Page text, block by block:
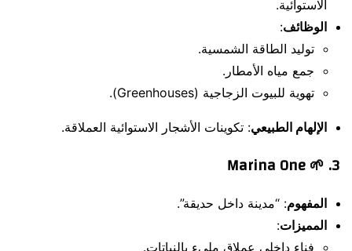
الاستوائية.
الوظائف:
توليد الطاقة الشمسية.
جمع مياه الأمطار.
تهوية للبيوت الزجاجية (Greenhouses).
الإلهام الطبيعي: تكوينات الأشجار الاستوائية العملاقة.
3. 🌱
Marina One
المفهوم: “مدينة داخل حديقة”.
المميزات:
فناء داخلي عملاق مليء بالنباتات.